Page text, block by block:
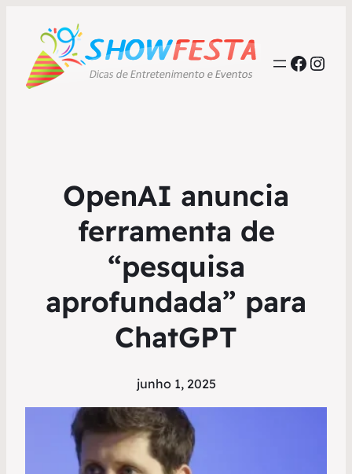
OpenAI anuncia
ferramenta de
“pesquisa
aprofundada” para
ChatGPT
junho 1, 2025